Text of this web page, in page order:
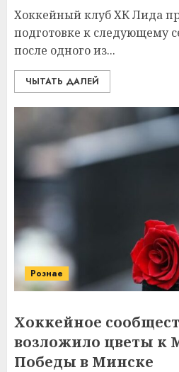
Хоккейный клуб ХК Лида
подготовке к следующему
после одного из...
ЧЫТАТЬ ДАЛЕЙ
Рознае
Хоккейное
возложило цветы к
Победы в Минске